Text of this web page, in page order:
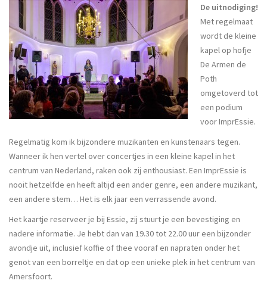
De uitnodiging!
Met regelmaat
wordt de kleine
kapel op hofje
De Armen de
Poth
omgetoverd tot
een podium
voor ImprEssie.
Regelmatig kom ik bijzondere muzikanten en kunstenaars tegen.
Wanneer ik hen vertel over concertjes in een kleine kapel in het
centrum van Nederland, raken ook zij enthousiast. Een ImprEssie is
nooit hetzelfde en heeft altijd een ander genre, een andere muzikant,
een andere stem… Het is elk jaar een verrassende avond.
Het kaartje reserveer je bij Essie, zij stuurt je een bevestiging en
nadere informatie. Je hebt dan van 19.30 tot 22.00 uur een bijzonder
avondje uit, inclusief koffie of thee vooraf en napraten onder het
genot van een borreltje en dat op een unieke plek in het centrum van
Amersfoort.